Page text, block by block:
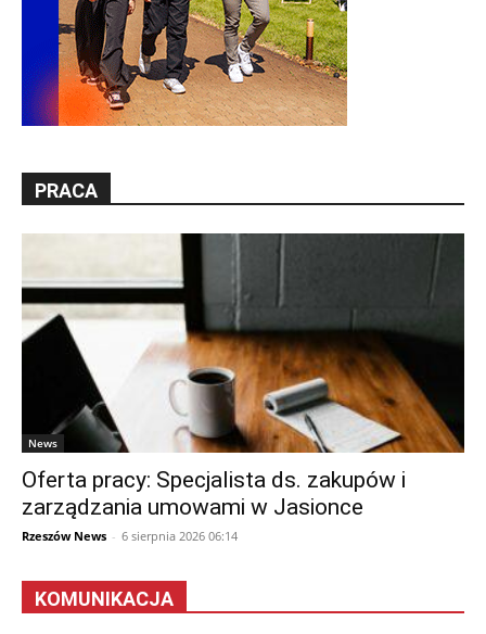
PRACA
News
Oferta pracy: Specjalista ds. zakupów i
zarządzania umowami w Jasionce
Rzeszów News - 6 sierpnia 2026 06:14
KOMUNIKACJA